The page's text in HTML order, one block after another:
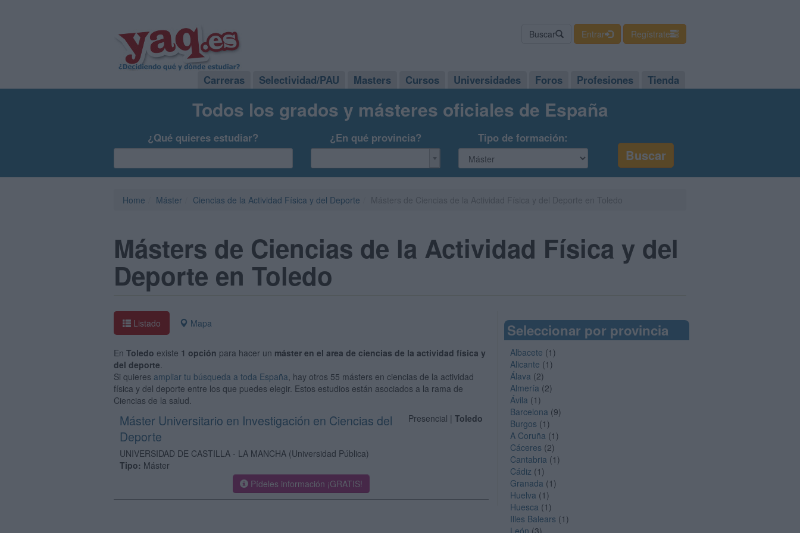
Buscar Entrar Regístrate
Carreras Selectividad/PAU Masters Cursos Universidades Foros Profesiones Tienda
Todos los grados y másteres oficiales de España
¿Qué quieres estudiar? ¿En qué provincia? Tipo de formación:
Home Máster Ciencias de la Actividad Física y del Deporte
Másters de Ciencias de la Actividad Física y del
Deporte en Toledo
Listado Mapa
En Toledo existe 1 opción para hacer un máster en el area de ciencias de la actividad física y
del deporte.
Si quieres ampliar tu búsqueda a toda España, hay otros 55 másters en ciencias de la actividad
física y del deporte entre los que puedes elegir. Estos estudios están asociados a la rama de
Ciencias de la salud.
Presencial |Toledo
Máster Universitario en Investigación en Ciencias del
Deporte
UNIVERSIDAD DE CASTILLA - LA MANCHA (Universidad Pública)
Tipo: Máster
Pídeles información ¡GRATIS!
Seleccionar por provincia
Albacete (1)
Alicante (1)
Álava (2)
Almería (2)
Ávila (1)
Barcelona (9)
Burgos (1)
A Coruña (1)
Cáceres (2)
Cantabria (1)
Cádiz (1)
Granada (1)
Huelva (1)
Huesca (1)
Illes Balears (1)
León (3)